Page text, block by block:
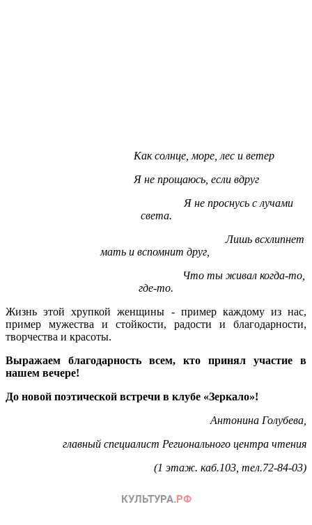
Как солнце, море, лес и ветер
Я не прощаюсь, если вдруг
Я не проснусь с лучами
света.
Лишь всхлипнет
мать и вспомнит друг,
Что ты живал когда-то,
где-то.
Жизнь этой хрупкой женщины - пример каждому из нас,
пример мужества и стойкости, радости и благодарности,
творчества и красоты.
Выражаем благодарность всем, кто принял участие в
нашем вечере!
До новой поэтической встречи в клубе «Зеркало»!
Антонина Голубева,
главный специалист Регионального центра чтения
(1 этаж. каб.103, тел.72-84-03)